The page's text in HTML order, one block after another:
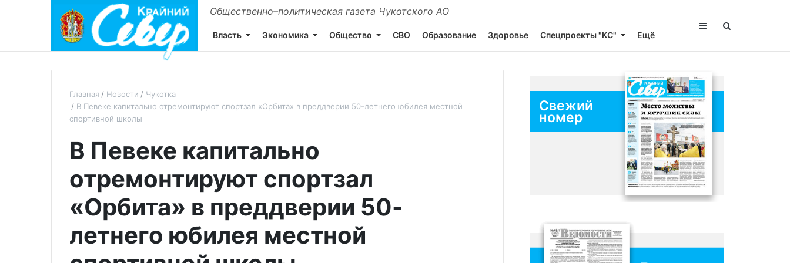
Общественно–политическая газета Чукотского АО
Власть Экономика Общество СВО Образование Здоровье Спецпроекты "КС" Ещё
Главная Новости
Чукотка
В Певеке капитально отремонтируют спортзал «Орбита» в преддверии 50-летнего юбилея местной
спортивной школы
В Певеке капитально
отремонтируют спортзал
«Орбита» в преддверии 50-
летнего юбилея местной
Свежий
номер